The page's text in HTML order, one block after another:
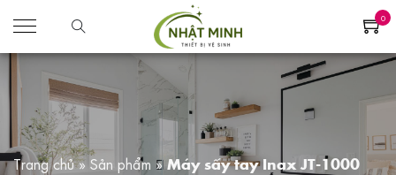
0
Trang chủ» Sản phẩm »Máy sấy tay Inax JT-1000